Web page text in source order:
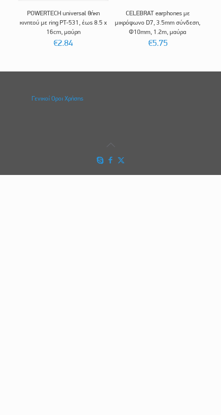
POWERTECH universal θήκη
κινητού με ring PT-531, έως 8.5 x
16cm, μαύρη
€2.84
CELEBRAT earphones με
μικρόφωνο D7, 3.5mm σύνδεση,
Φ10mm, 1.2m, μαύρα
€5.75
Γενικοί Οροι Χρήσης